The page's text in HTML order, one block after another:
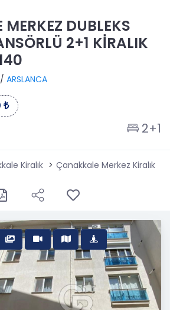
DUBLEKS
2+1 KİRALIK
/ ARSLANCA
₺
2+1
Kiralık Çanakkale Merkez Kiralık